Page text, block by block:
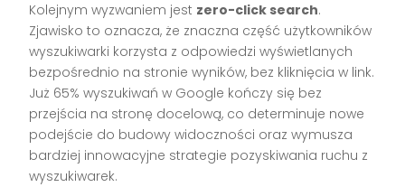
Kolejnym wyzwaniem jest zero-click search.
Zjawisko to oznacza, że znaczna część użytkowników
wyszukiwarki korzysta z odpowiedzi wyświetlanych
bezpośrednio na stronie wyników, bez kliknięcia w link.
Już 65% wyszukiwań w Google kończy się bez
przejścia na stronę docelową, co determinuje nowe
podejście do budowy widoczności oraz wymusza
bardziej innowacyjne strategie pozyskiwania ruchu z
wyszukiwarek.